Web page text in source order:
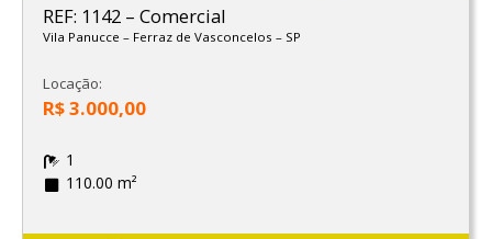
REF: 1142 – Comercial
Vila Panucce – Ferraz de Vasconcelos – SP
Locação:
R$ 3.000,00
1
110.00 m²